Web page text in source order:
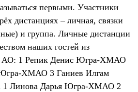
первыми. Участники
дистанциях – личная, связки
и группа. Личные дистанции
наших гостей из
АО: 1 Репик Денис Югра-ХМАО
ХМАО 3 Ганиев Илгам
1 Линова Дарья Югра-ХМАО 2